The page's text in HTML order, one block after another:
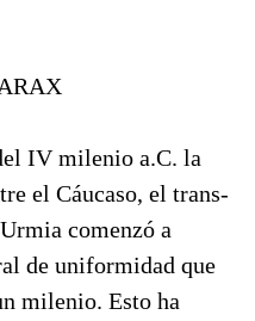
IV milenio a.C. la
el Cáucaso, el trans-
comenzó a
de uniformidad que
milenio. Esto ha